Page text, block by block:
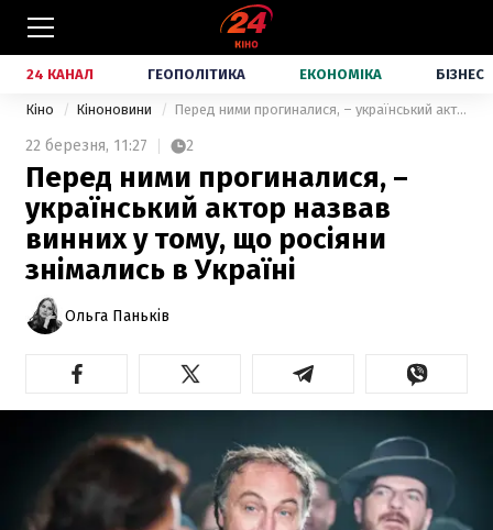
24 КАНАЛ ГЕОПОЛІТИКА ЕКОНОМІКА БІЗНЕС
Кіно Кіноновини Перед ними прогиналися, – український актор назвав винних у тому, що росіяни знімались в Україні
22 березня, 11:27 2
Перед ними прогиналися, –
український актор назвав
винних у тому, що росіяни
знімались в Україні
Ольга Паньків